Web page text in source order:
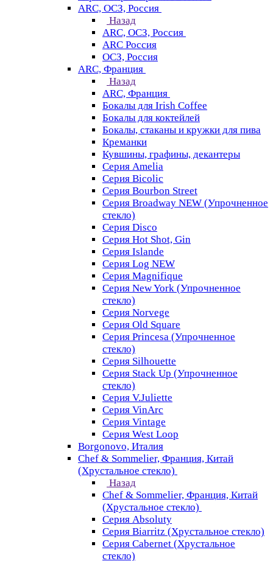
ARC, ОСЗ, Россия
Назад
ARC, ОСЗ, Россия
ARC Россия
ОСЗ, Россия
ARC, Франция
Назад
ARC, Франция
Бокалы для Irish Coffee
Бокалы для коктейлей
Бокалы, стаканы и кружки для пива
Креманки
Кувшины, графины, декантеры
Серия Amelia
Серия Bicolic
Серия Bourbon Street
Серия Broadway NEW (Упрочненное
стекло)
Серия Disco
Серия Hot Shot, Gin
Серия Islande
Серия Log NEW
Серия Magnifique
Серия New York (Упрочненное
стекло)
Серия Norvege
Серия Old Square
Серия Princesa (Упрочненное
стекло)
Серия Silhouette
Серия Stack Up (Упрочненное
стекло)
Серия V.Juliette
Серия VinArc
Серия Vintage
Серия West Loop
Borgonovo, Италия
Chef & Sommelier, Франция, Китай
(Хрустальное стекло)
Назад
Chef & Sommelier, Франция, Китай
(Хрустальное стекло)
Серия Absoluty
Серия Biarritz (Хрустальное стекло)
Серия Cabernet (Хрустальное
стекло)